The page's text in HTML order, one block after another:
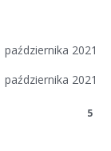
października 2021
października 2021
5